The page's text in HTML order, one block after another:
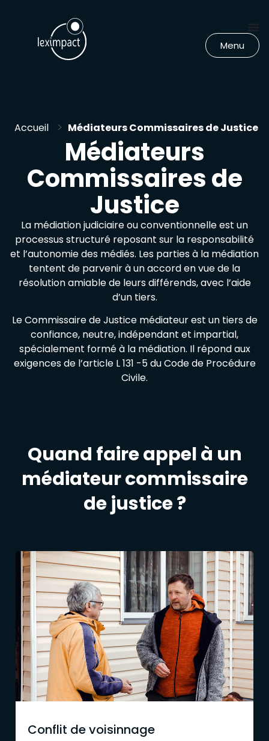
Menu
Accueil > Médiateurs Commissaires de Justice
Médiateurs
Commissaires de
Justice
La médiation judiciaire ou conventionnelle est un
processus structuré reposant sur la responsabilité
et l’autonomie des médiés. Les parties à la médiation
tentent de parvenir à un accord en vue de la
résolution amiable de leurs différends, avec l’aide
d’un tiers.
Le Commissaire de Justice médiateur est un tiers de
confiance, neutre, indépendant et impartial,
spécialement formé à la médiation. Il répond aux
exigences de l’article L 131 -5 du Code de Procédure
Civile.
Quand faire appel à un
médiateur commissaire
de justice ?
Conflit de voisinnage